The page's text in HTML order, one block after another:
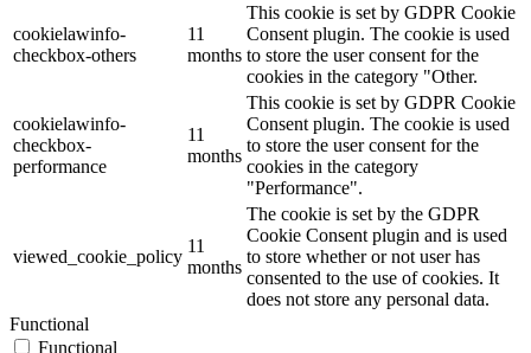
cookielawinfo-
checkbox-others
11
months
This cookie is set by GDPR Cookie
Consent plugin. The cookie is used
to store the user consent for the
cookies in the category "Other.
cookielawinfo-
checkbox-
performance
11
months
This cookie is set by GDPR Cookie
Consent plugin. The cookie is used
to store the user consent for the
cookies in the category
"Performance".
viewed_cookie_policy
11
months
The cookie is set by the GDPR
Cookie Consent plugin and is used
to store whether or not user has
consented to the use of cookies. It
does not store any personal data.
Functional
Functional